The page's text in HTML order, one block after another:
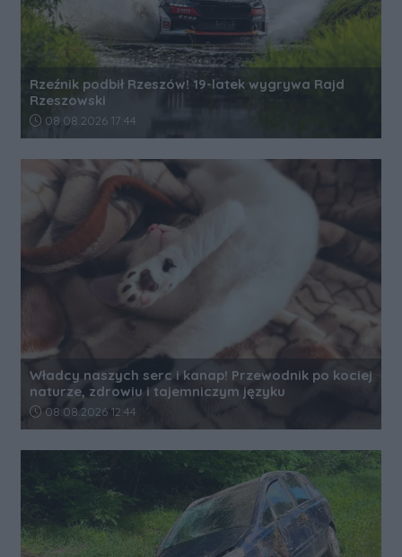
Rzeźnik podbił Rzeszów! 19-latek wygrywa Rajd
Rzeszowski
Data dodania artykułu:
08.08.2026 17:44
Władcy naszych serc i kanap! Przewodnik po kociej
naturze, zdrowiu i tajemniczym języku
Data dodania artykułu:
08.08.2026 12:44